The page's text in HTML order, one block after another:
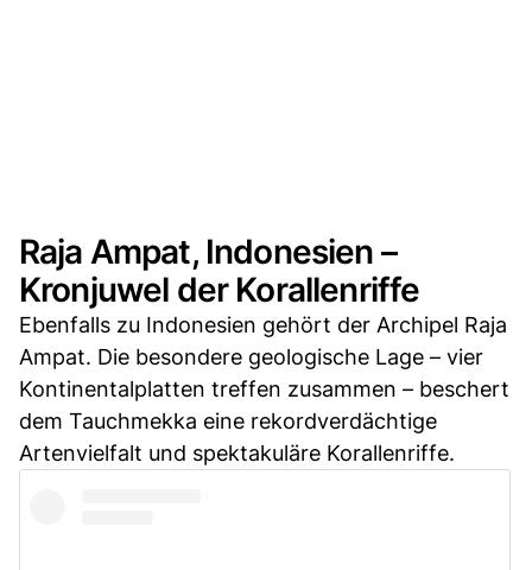
Raja Ampat, Indonesien –
Kronjuwel der Korallenriffe
Ebenfalls zu Indonesien gehört der Archipel Raja
Ampat. Die besondere geologische Lage – vier
Kontinentalplatten treffen zusammen – beschert
dem Tauchmekka eine rekordverdächtige
Artenvielfalt und spektakuläre Korallenriffe.